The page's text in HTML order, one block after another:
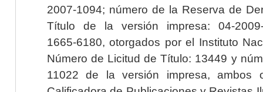
2007-1094; número de la Reserva de
Título de la versión impresa: 04-2009-
1665-6180, otorgados por el Instituto
Número de Licitud de Título: 13449 y
11022 de la versión impresa, ambos